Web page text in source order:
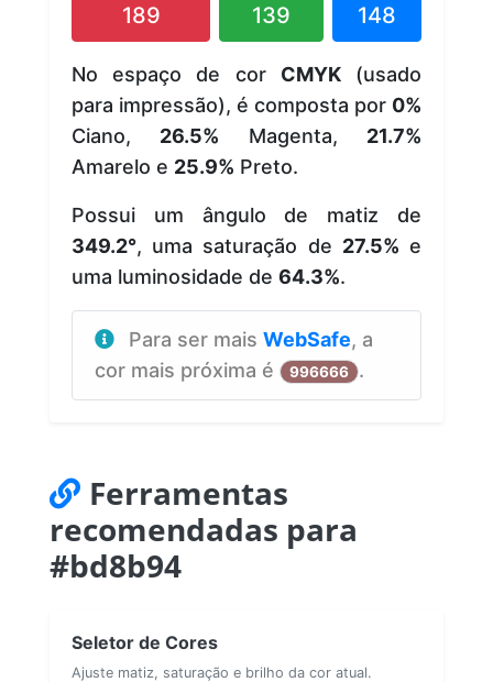
189 139 148
No espaço de cor CMYK(usado
para impressão), é composta por 0%
Ciano, 26.5% Magenta, 21.7%
Amarelo e 25.9% Preto.
Possui um ângulo de matiz de
349.2°, uma saturação de 27.5% e
uma luminosidade de 64.3%.
Para ser mais WebSafe, a
cor mais próxima é
996666 .
Ferramentas
recomendadas para
#bd8b94
Seletor de Cores
Ajuste matiz, saturação e brilho da cor atual.